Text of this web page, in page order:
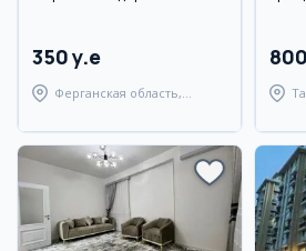
350 y.e
Ферганская область,